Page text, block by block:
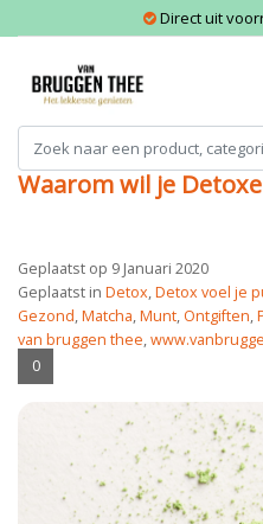
Direct uit
Waarom wil je
Geplaatst op 9 Januari 2020
Geplaatst in Detox,Detox voel je
Gezond,Matcha,Munt, Ontgiften,
van bruggen thee,
0